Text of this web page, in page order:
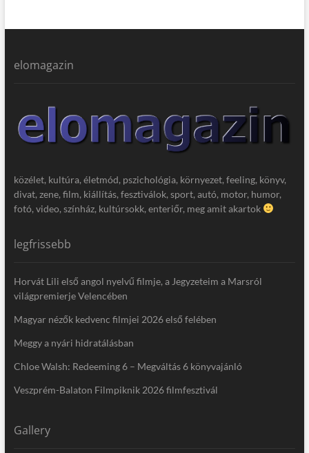
elomagazin
közélet, kultúra, életmód, pszichológia, környezet, feeling, könyv,
divat, zene, film, kiállítás, fesztiválok, sport, autó, motor, humor,
fotó, video, színház, kultúrsokk, enteriőr, meg amit akartok
legfrissebb
Horvát Lili első angol nyelvű filmje, a Jegyzeteim a Marsról
világpremierje Velencében
Magyar nézők kedvenc filmjei 2026 első felében
Meggy a nyári hidratálásban
Chloe Walsh: Redeeming 6 – Megváltás 6 könyvajánló
Veszprém-Balaton Filmpiknik 2026 filmfesztivál
Gallery